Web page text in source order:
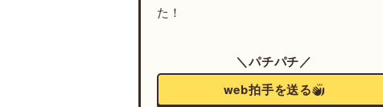
た！
＼パチパチ／
web拍手を送る